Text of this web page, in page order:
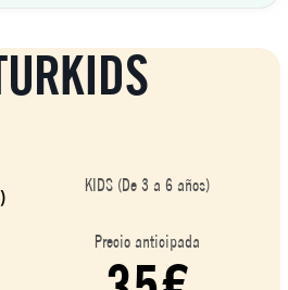
KIDS (De 3 a 6 años)
Precio anticipada